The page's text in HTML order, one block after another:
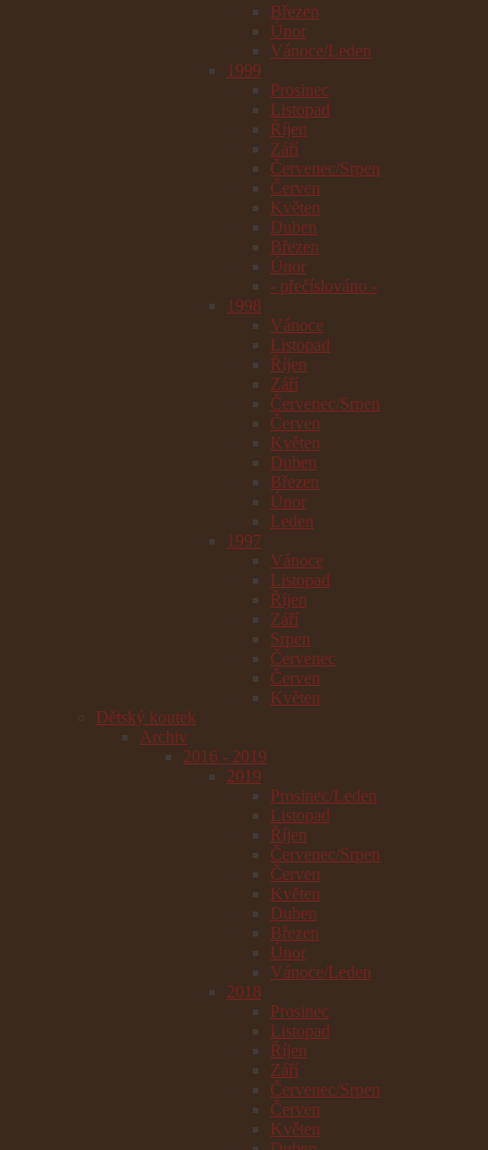
Březen
Únor
Vánoce/Leden
1999
Prosinec
Listopad
Říjen
Září
Červenec/Srpen
Červen
Květen
Duben
Březen
Únor
- přečíslováno -
1998
Vánoce
Listopad
Říjen
Září
Červenec/Srpen
Červen
Květen
Duben
Březen
Únor
Leden
1997
Vánoce
Listopad
Říjen
Září
Srpen
Červenec
Červen
Květen
Dětský koutek
Archiv
2016 - 2019
2019
Prosinec/Leden
Listopad
Říjen
Červenec/Srpen
Červen
Květen
Duben
Březen
Únor
Vánoce/Leden
2018
Prosinec
Listopad
Říjen
Září
Červenec/Srpen
Červen
Květen